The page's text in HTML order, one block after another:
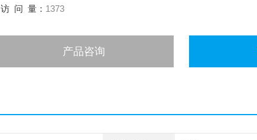
访 问 量： 1373
产品咨询